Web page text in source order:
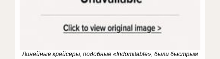
Линейные крейсеры, подобные «Indomitable», были быстрым